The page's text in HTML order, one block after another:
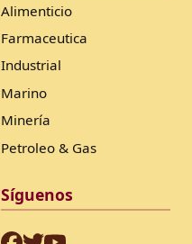
Alimenticio
Farmaceutica
Industrial
Marino
Minería
Petroleo & Gas
Síguenos